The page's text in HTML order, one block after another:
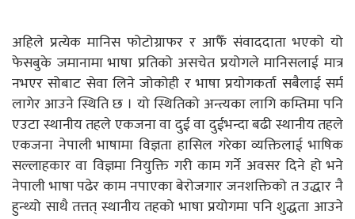
अहिले प्रत्येक मानिस फोटोग्राफर र आफैँ संवाददाता भएको यो
फेसबुके जमानामा भाषा प्रतिको असचेत प्रयोगले मानिसलाई मात्र
नभएर सोबाट सेवा लिने जोकोही र भाषा प्रयोगकर्ता सबैलाई सर्म
लागेर आउने स्थिति छ । यो स्थितिको अन्त्यका लागि कम्तिमा पनि
एउटा स्थानीय तहले एकजना वा दुई वा दुईभन्दा बढी स्थानीय तहले
एकजना नेपाली भाषामा विज्ञता हासिल गरेका व्यक्तिलाई भाषिक
सल्लाहकार वा विज्ञमा नियुक्ति गरी काम गर्ने अवसर दिने हो भने
नेपाली भाषा पढेर काम नपाएका बेरोजगार जनशक्तिको त उद्धार नै
हुन्थ्यो साथै तत्तत् स्थानीय तहको भाषा प्रयोगमा पनि शुद्धता आउने